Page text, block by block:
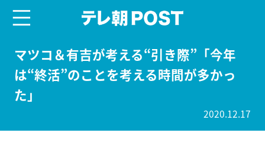
マツコ＆有吉が考える“引き際”「今年
は“終活”のことを考える時間が多かっ
た」
2020.12.17